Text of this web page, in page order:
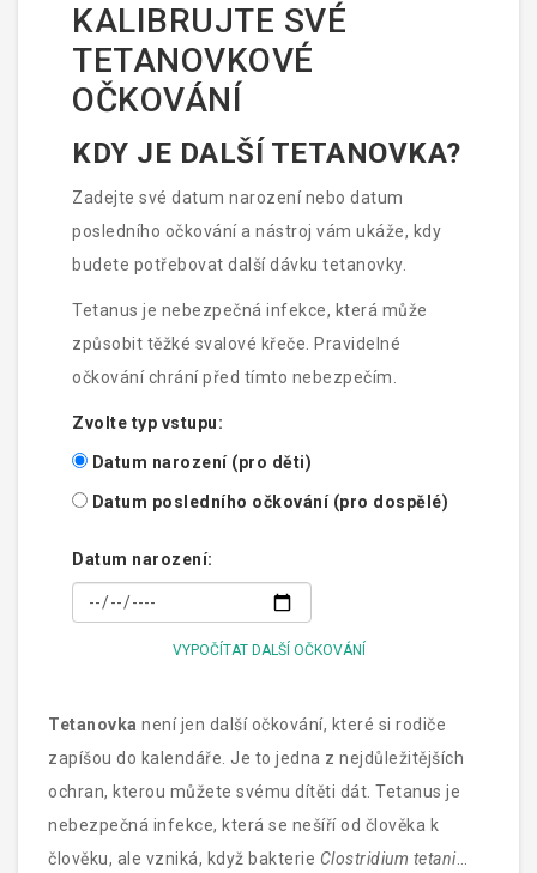
KALIBRUJTE SVÉ
TETANOVKOVÉ
OČKOVÁNÍ
KDY JE DALŠÍ TETANOVKA?
Zadejte své datum narození nebo datum
posledního očkování a nástroj vám ukáže, kdy
budete potřebovat další dávku tetanovky.
Tetanus je nebezpečná infekce, která může
způsobit těžké svalové křeče. Pravidelné
očkování chrání před tímto nebezpečím.
Zvolte typ vstupu:
Datum narození (pro děti)
Datum posledního očkování (pro dospělé)
Datum narození:
VYPOČÍTAT DALŠÍ OČKOVÁNÍ
Tetanovka není jen další očkování, které si rodiče
zapíšou do kalendáře. Je to jedna z nejdůležitějších
ochran, kterou můžete svému dítěti dát. Tetanus je
nebezpečná infekce, která se nešíří od člověka k
člověku, ale vzniká, když bakterie Clostridium tetani